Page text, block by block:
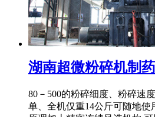
湖南超微粉碎机制
80－500的粉碎细度、粉碎速
单、全机仅重14公斤可随地使